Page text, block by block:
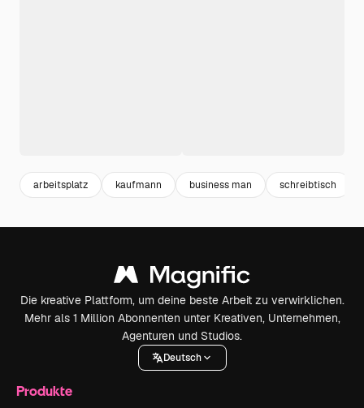
arbeitsplatz kaufmann business man schreibtisch
Die kreative Plattform, um deine beste Arbeit zu verwirklichen.
Mehr als 1 Million Abonnenten unter Kreativen, Unternehmen,
Agenturen und Studios.
Deutsch
Produkte